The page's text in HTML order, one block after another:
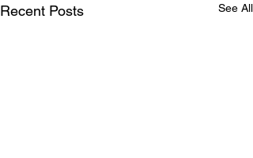
Recent Posts See All